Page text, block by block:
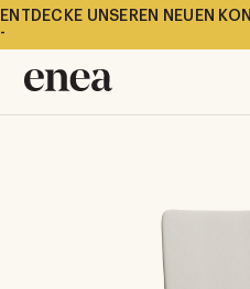
ENTDECKE UNSEREN NEUEN
-